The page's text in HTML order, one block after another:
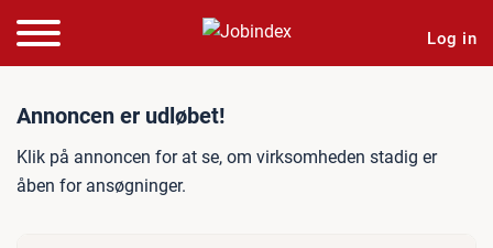
Log in
Jobannonce: Chef for
Annoncen er udløbet!
Klik på annoncen for at se, om virksomheden stadig er
åben for ansøgninger.